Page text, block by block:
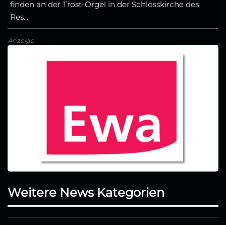
finden an der Trost-Orgel in der Schlosskirche des
Res...
Anzeige
Weitere News Kategorien